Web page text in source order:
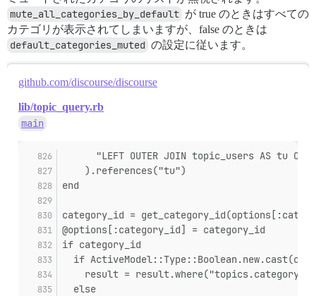
mute_all_categories_by_default が true のときはすべての
カテゴリが表示されてしまいますが、false のときは
default_categories_muted の設定に従います。
github.com/discourse/discourse
lib/topic_query.rb
main
"LEFT OUTER JOIN topic_users AS tu ON
    ).references("tu")
end
category_id =
@options[:category_id] = category_id
if category_id
if
result =
  else